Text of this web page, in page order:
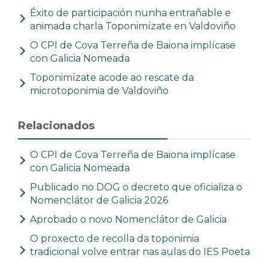
Éxito de participación nunha entrañable e
animada charla Toponimízate en Valdoviño
O CPI de Cova Terreña de Baiona implícase
con Galicia Nomeada
Toponimízate acode ao rescate da
microtoponimia de Valdoviño
Relacionados
O CPI de Cova Terreña de Baiona implícase
con Galicia Nomeada
Publicado no DOG o decreto que oficializa o
Nomenclátor de Galicia 2026
Aprobado o novo Nomenclátor de Galicia
O proxecto de recolla da toponimia
tradicional volve entrar nas aulas do IES Poeta